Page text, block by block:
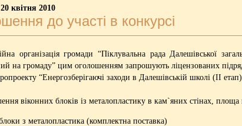
квітня 2010
до участі в конкурсі
організація громади “Піклувальна рада Далешівської
на громаду” цим оголошенням запрошують ліцензованих
“Енергозберігаючі заходи в Далешівській школі (ІІ
віконних блоків із металопластику в кам`яних стінах,
з металопластика (комплектна поставка)